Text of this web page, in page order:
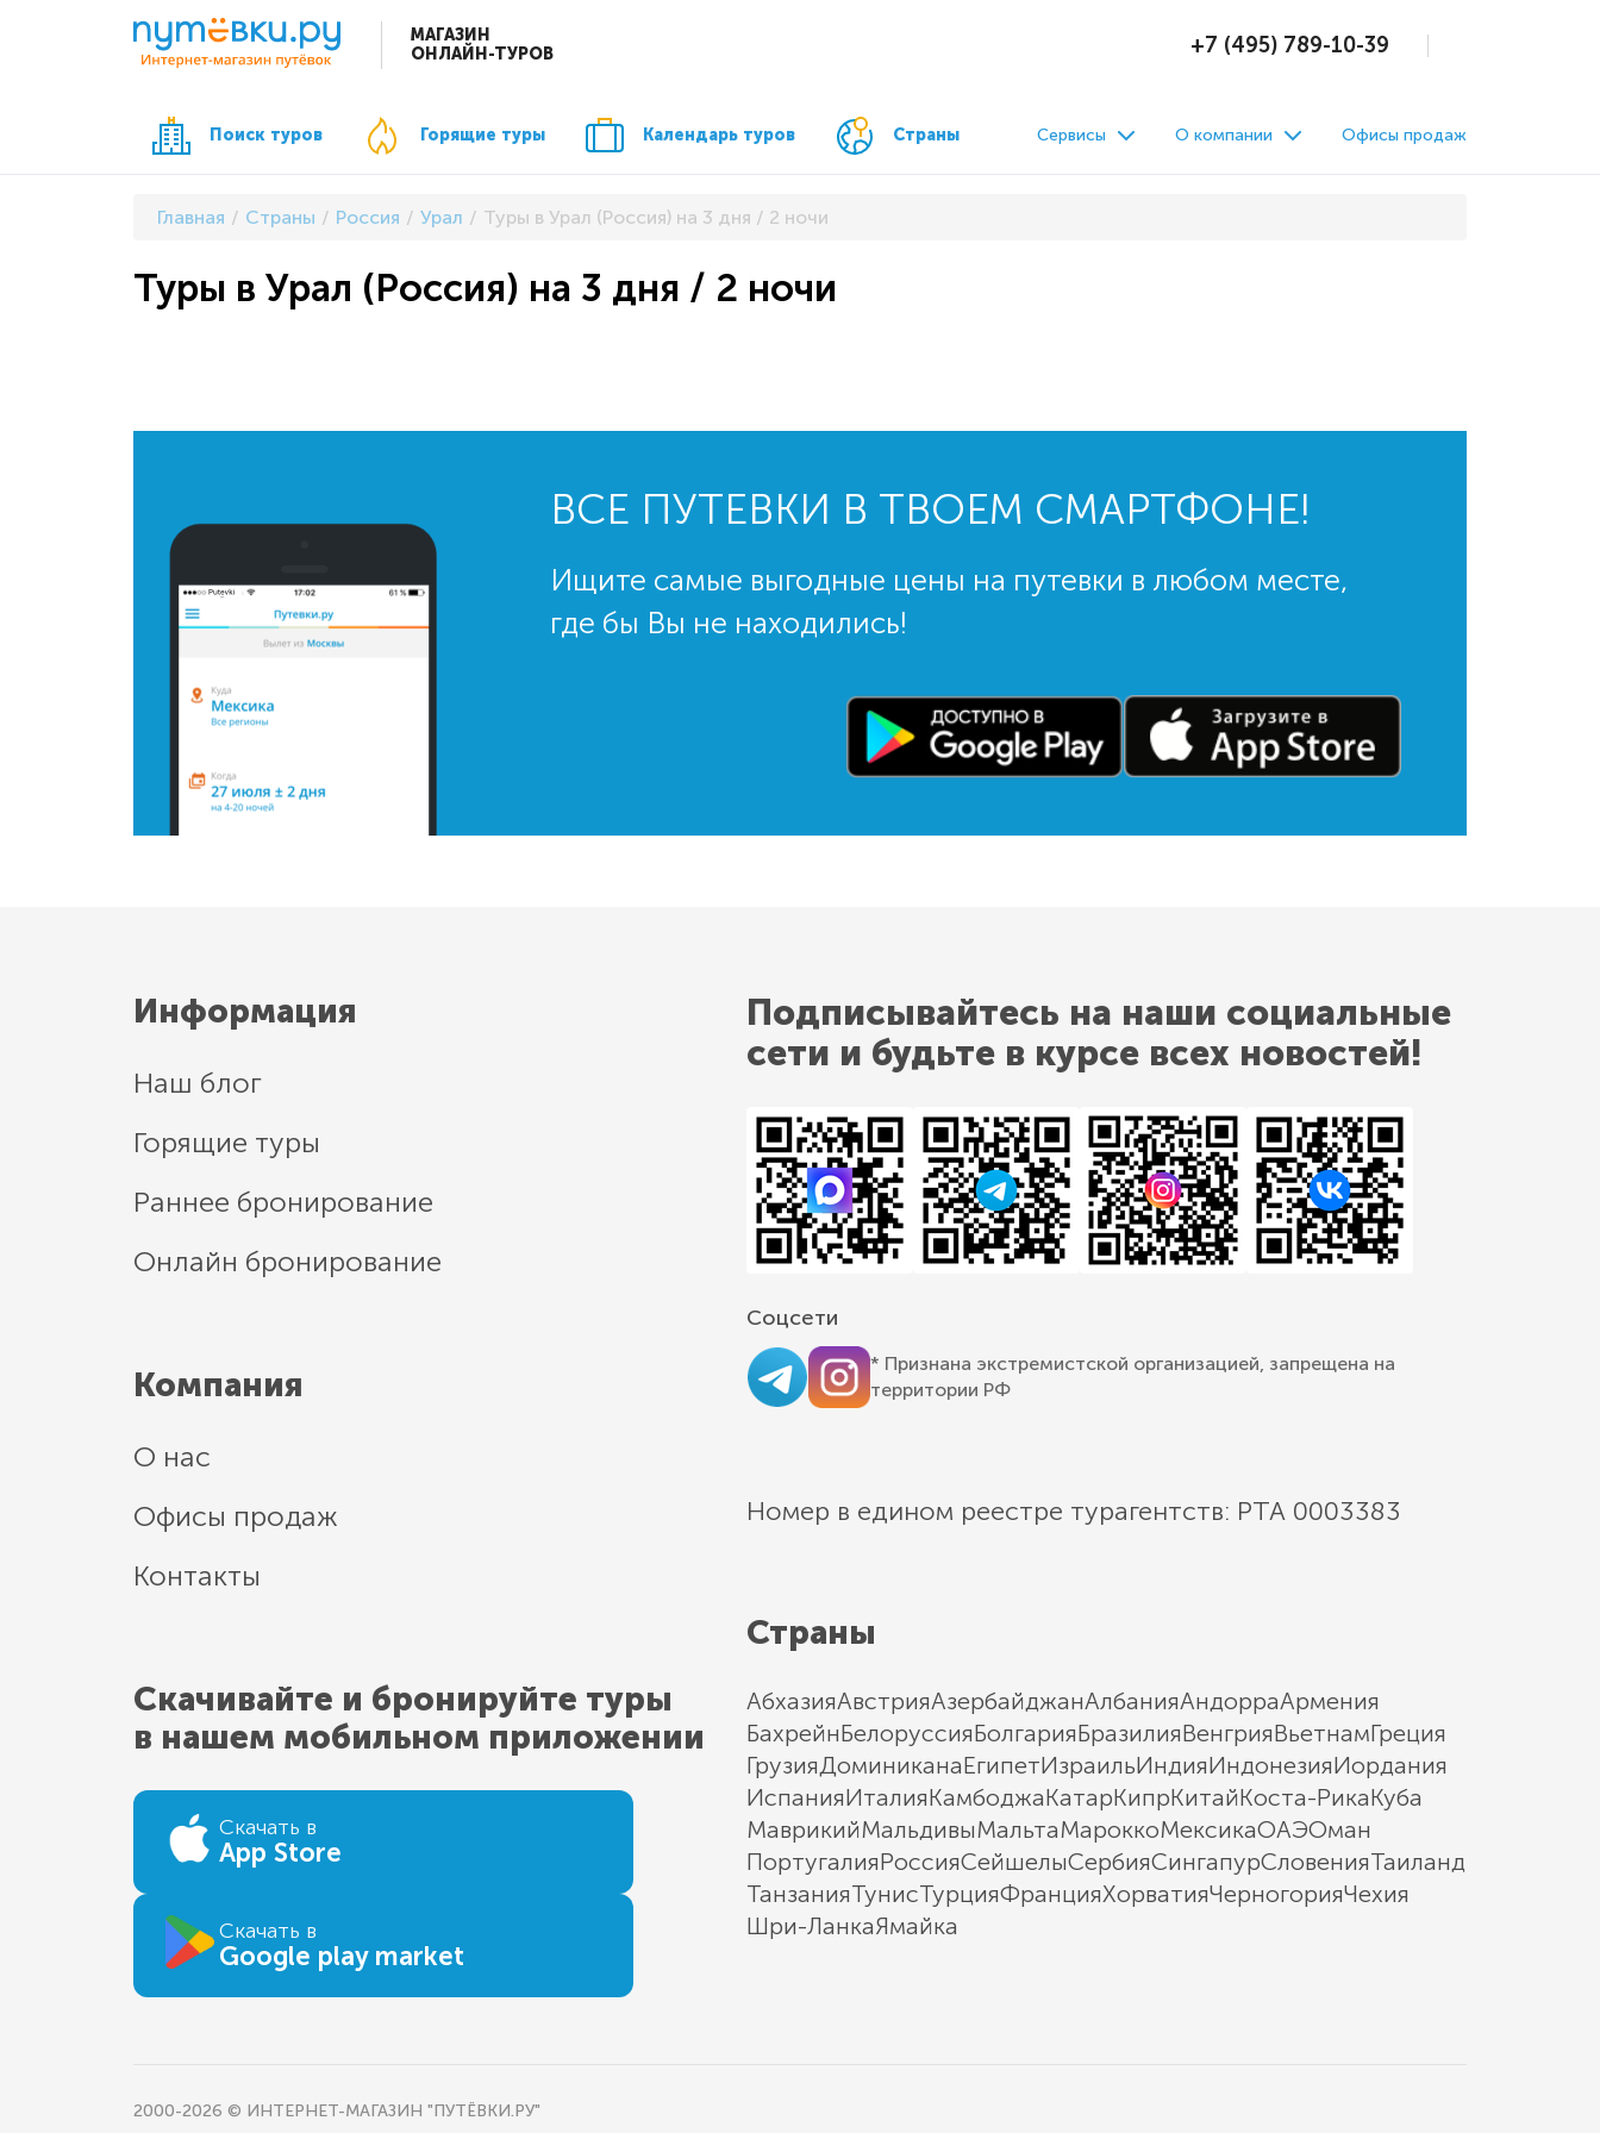
МАГАЗИН
ОНЛАЙН-ТУРОВ
+7 (495) 789-10-39
Поиск туров Горящие туры Календарь туров Страны Сервисы О компании Офисы продаж
Главная Страны Россия Урал Туры в Урал (Россия) на 3 дня / 2 ночи
Туры в Урал (Россия) на 3 дня / 2 ночи
ВСЕ ПУТЕВКИ В ТВОЕМ СМАРТФОНЕ!
Ищите самые выгодные цены на путевки в любом месте,
где бы Вы не находились!
Информация
Наш блог
Горящие туры
Раннее бронирование
Онлайн бронирование
Компания
О нас
Офисы продаж
Контакты
Скачивайте и бронируйте туры
в нашем мобильном приложении
Скачать в
App Store
Скачать в
Google play market
Подписывайтесь на наши социальные
сети и будьте в курсе всех новостей!
Соцсети
* Признана экстремистской организацией, запрещена на
территории РФ
Номер в едином реестре турагентств: РТА 0003383
Страны
АбхазияАвстрияАзербайджанАлбанияАндорраАрмения
БахрейнБелоруссияБолгарияБразилияВенгрияВьетнамГреция
ГрузияДоминиканаЕгипетИзраильИндияИндонезияИордания
ИспанияИталияКамбоджаКатарКипрКитайКоста-РикаКуба
МаврикийМальдивыМальтаМароккоМексикаОАЭОман
ПортугалияРоссияСейшелыСербияСингапурСловенияТаиланд
ТанзанияТунисТурцияФранцияХорватияЧерногорияЧехия
Шри-ЛанкаЯмайка
2000-2026 © ИНТЕРНЕТ-МАГАЗИН "ПУТЁВКИ.РУ"